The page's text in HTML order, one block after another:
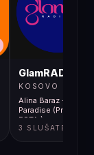
GlamRADIO
KOSOVO
Alina Baraz -
Paradise (Prod. By
ESTA.)
3 SLUŠATELJA